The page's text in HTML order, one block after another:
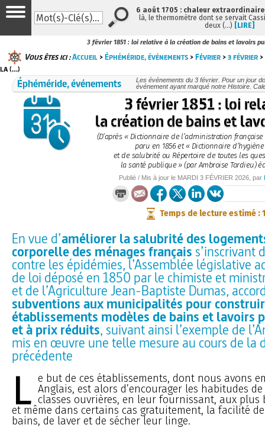
3 février 1851 : loi relative à la création de bains et lavoirs
Vous êtes ici :Accueil >Éphéméride, événements >Février >3 février
la (…)
Éphéméride, événements
Les événements du 3 février. Pour un jour
événement ayant marqué notre Histoire.
3 février 1851 : loi
la création de bains et
(D’après « Dictionnaire de l’administration
paru en 1856 et « Dictionnaire
et de salubrité ou Répertoire de toutes les
la santé publique » (par Ambroise Tardieu)
Publié / Mis à jour le MARDI 3 FÉVRIER 2026, par
Temps de lecture estimé :
En vue d’améliorer la salubrité des
corporelle des ménages français s’inscrivant
contre les épidémies, l’Assemblée législative
de loi déposé en 1850 par le chimiste et
et de l’Agriculture Jean-Baptiste Dumas,
subventions aux municipalités pour
établissements modèles de bains et lavoirs
et à prix réduits, suivant ainsi l’exemple de
mis en œuvre une telle mesure au cours de la
précédente
L e but de ces établissements, dont nous avons
Anglais, est alors d’encourager les habitudes
classes ouvrières, en leur fournissant, aux plus
et même dans certains cas gratuitement, la facilité
bains, de laver et de sécher leur linge.
6 août 1705 : chaleur
là, le thermomètre dont se servait
deux (…) [LIRE]